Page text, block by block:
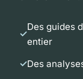
Des guides
entier
Des